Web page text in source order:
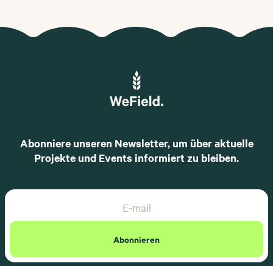
Abonniere unseren Newsletter, um über aktuelle
Projekte und Events informiert zu bleiben.
Abonnieren